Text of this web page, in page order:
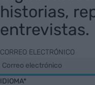
historias,
entrevistas.
CORREO ELECTRÓNICO
IDIOMA*